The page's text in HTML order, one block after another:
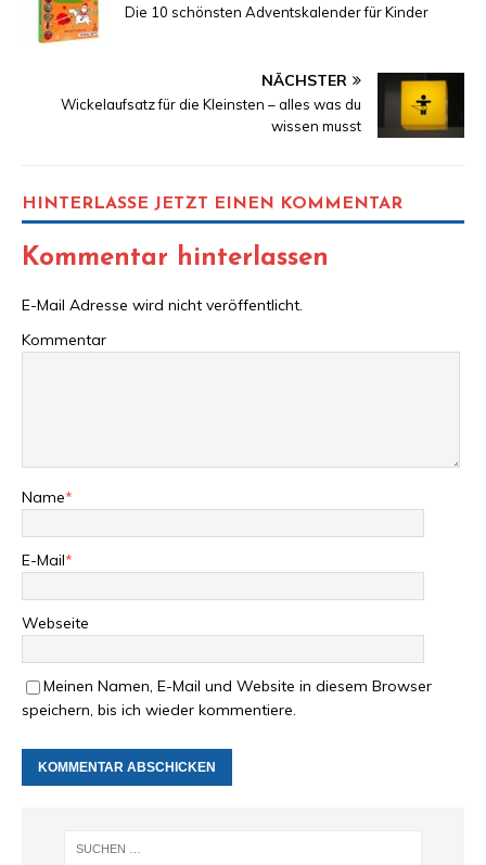
Die 10 schönsten Adventskalender für Kinder
NÄCHSTER
Wickelaufsatz für die Kleinsten – alles was du
wissen musst
HINTERLASSE JETZT EINEN KOMMENTAR
Kommentar hinterlassen
E-Mail Adresse wird nicht veröffentlicht.
Kommentar
Name*
E-Mail*
Webseite
Meinen Namen, E-Mail und Website in diesem Browser
speichern, bis ich wieder kommentiere.